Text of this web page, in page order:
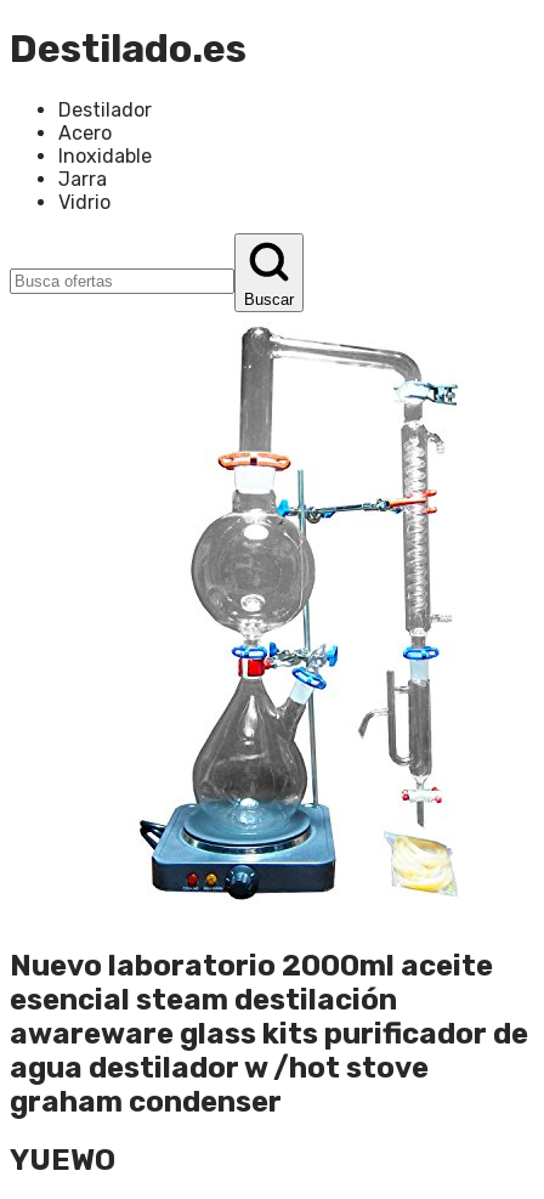
Destilado.es
Destilador
Acero
Inoxidable
Jarra
Vidrio
Buscar
Nuevo laboratorio 2000ml aceite
esencial steam destilación
awareware glass kits purificador de
agua destilador w /hot stove
graham condenser
YUEWO